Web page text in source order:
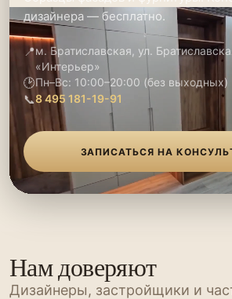
дизайнера — бесплатно.
📍м. Братиславская, ул.
«Интерьер»
🕑Пн–Вс: 10:00–20:00 (без выходных)
📞8 495 181-19-91
ЗАПИСАТЬСЯ НА
Нам доверяют
Дизайнеры, застройщики и